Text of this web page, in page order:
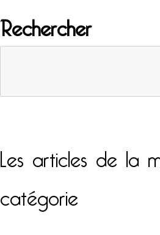
Rechercher
Les articles de la
catégorie